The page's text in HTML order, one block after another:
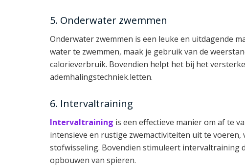
5. Onderwater zwemmen
Onderwater zwemmen is een leuke en uitdagende
water te zwemmen, maak je gebruik van de
calorieverbruik. Bovendien helpt het bij het
ademhalingstechniek.letten.
6. Intervaltraining
Intervaltraining is een effectieve manier om af te
intensieve en rustige zwemactiviteiten uit te
stofwisseling. Bovendien stimuleert intervaltraining
opbouwen van spieren.